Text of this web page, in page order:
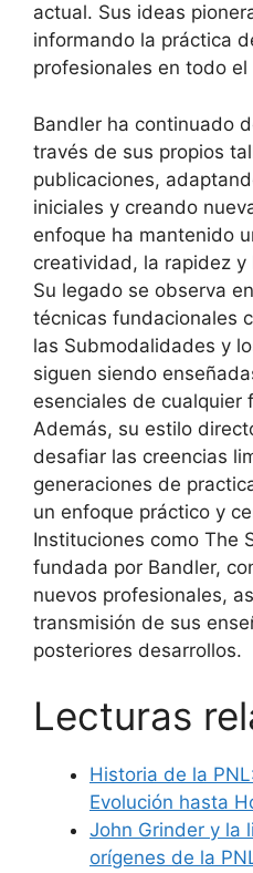
actual. Sus ideas
informando la práctica
profesionales en todo el
Bandler ha continuado
través de sus propios
publicaciones,
iniciales y creando
enfoque ha mantenido
creatividad, la rapidez
Su legado se observa
técnicas fundacionales
las Submodalidades y
siguen siendo
esenciales de cualquier
Además, su estilo
desafiar las creencias
generaciones de
un enfoque práctico y
Instituciones como The
fundada por Bandler,
nuevos profesionales,
transmisión de sus
posteriores desarrollos.
Lecturas
Historia de la
Evolución hasta
John Grinder y la
orígenes de la